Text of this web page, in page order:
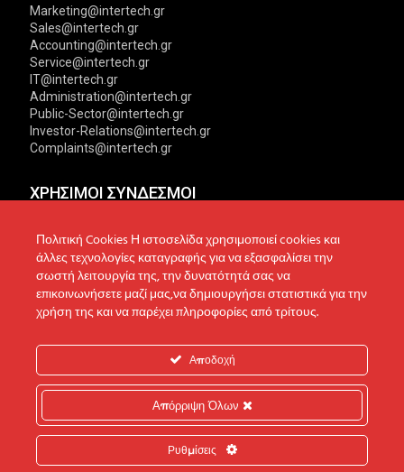
Marketing@intertech.gr
Sales@intertech.gr
Accounting@intertech.gr
Service@intertech.gr
IT@intertech.gr
Administration@intertech.gr
Public-Sector@intertech.gr
Investor-Relations@intertech.gr
Complaints@intertech.gr
ΧΡΗΣΙΜΟΙ ΣΥΝΔΕΣΜΟΙ
Δίκτυο συνεργατών
Τεχνική υποστήριξη
Πολιτική Απορρήτου
Πολιτική Cookies
Πολιτική Προστασίας
Δεδομένων
Επικοινωνία
© 2022 Intertech S.A. All Rights reserved.
Web Design & Development by
Πολιτική Cookies Η ιστοσελίδα χρησιμοποιεί cookies και
άλλες τεχνολογίες καταγραφής για να εξασφαλίσει την
σωστή λειτουργία της, την δυνατότητά σας να
επικοινωνήσετε μαζί μας,να δημιουργήσει στατιστικά για την
χρήση της και να παρέχει πληροφορίες από τρίτους.
Αποδοχή
Απόρριψη Όλων
Ρυθμίσεις